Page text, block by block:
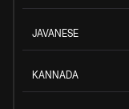
JAVANESE
KANNADA